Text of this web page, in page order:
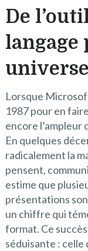
De
langage
Lorsque
1987 pour en
encore l’ampleur
En quelques
radicalement la
pensent,
estime que
présentations
un chiffre qui
format. Ce
séduisante :